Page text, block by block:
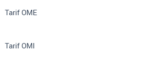
Tarif OME
Tarif OMI